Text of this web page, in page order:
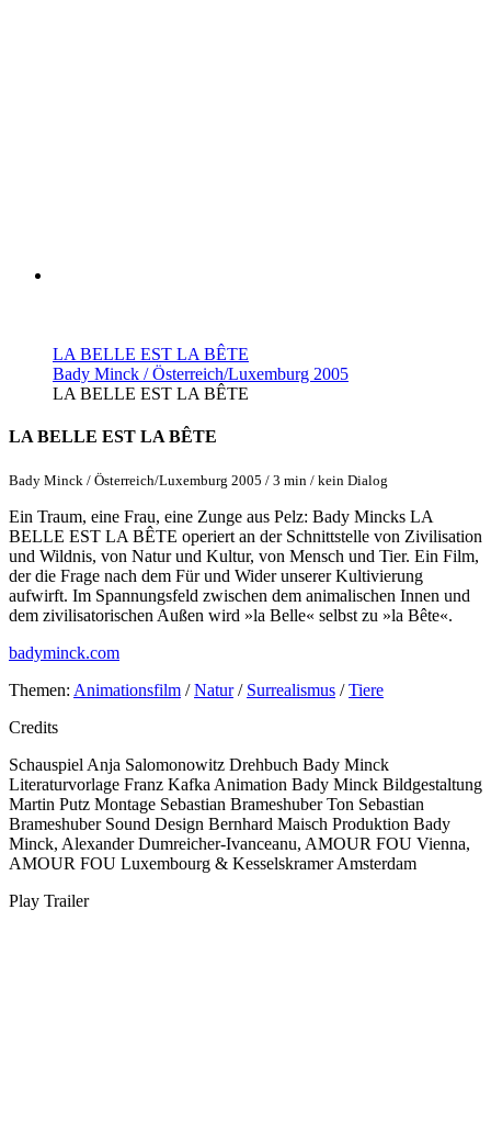
LA BELLE EST LA BÊTE
Bady Minck / Österreich/Luxemburg 2005
LA BELLE EST LA BÊTE
LA BELLE EST LA BÊTE
Bady Minck / Österreich/Luxemburg 2005 / 3 min / kein Dialog
Ein Traum, eine Frau, eine Zunge aus Pelz: Bady Mincks LA
BELLE EST LA BÊTE operiert an der Schnittstelle von Zivilisation
und Wildnis, von Natur und Kultur, von Mensch und Tier. Ein Film,
der die Frage nach dem Für und Wider unserer Kultivierung
aufwirft. Im Spannungsfeld zwischen dem animalischen Innen und
dem zivilisatorischen Außen wird »la Belle« selbst zu »la Bête«.
badyminck.com
Themen: Animationsfilm /Natur/ Surrealismus /Tiere
Credits
Schauspiel Anja Salomonowitz Drehbuch Bady Minck
Literaturvorlage Franz Kafka Animation Bady Minck Bildgestaltung
Martin Putz Montage Sebastian Brameshuber Ton Sebastian
Brameshuber Sound Design Bernhard Maisch Produktion Bady
Minck, Alexander Dumreicher-Ivanceanu, AMOUR FOU Vienna,
AMOUR FOU Luxembourg & Kesselskramer Amsterdam
Play Trailer